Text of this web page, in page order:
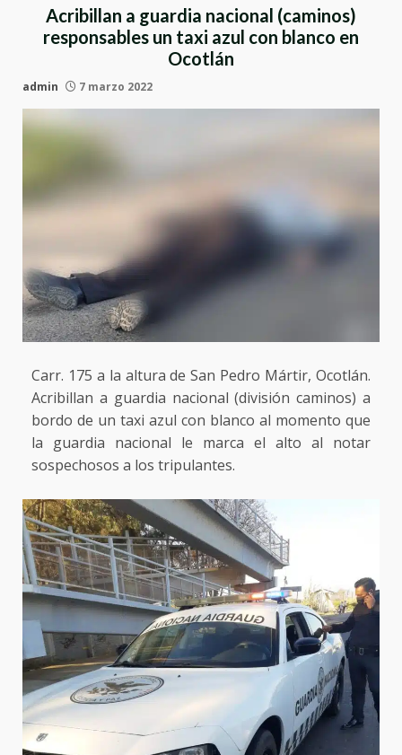
Acribillan a guardia nacional (caminos)
responsables un taxi azul con blanco en
Ocotlán
admin 7 marzo 2022
Carr. 175 a la altura de San Pedro Mártir, Ocotlán.
Acribillan a guardia nacional (división caminos) a
bordo de un taxi azul con blanco al momento que
la guardia nacional le marca el alto al notar
sospechosos a los tripulantes.